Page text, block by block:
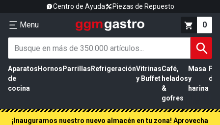
Centro de Ayuda Piezas de Repuesto
Menu 0
Aparatos
de
cocina
Hornos Parrillas RefrigeraciónVitrinas
y Buffet
Café,
helados
&
gofres
Masa
y
harina
de
¡Inauguramos nuestro nuevo almacén en tu zona! Aprovecha